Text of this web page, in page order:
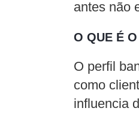
antes não
O QUE É
O perfil
como
influencia